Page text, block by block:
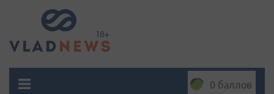
0 баллов